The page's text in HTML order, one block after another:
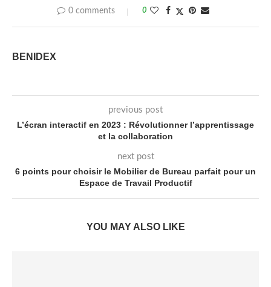
0 comments 0
BENIDEX
previous post
L’écran interactif en 2023 : Révolutionner l’apprentissage
et la collaboration
next post
6 points pour choisir le Mobilier de Bureau parfait pour un
Espace de Travail Productif
YOU MAY ALSO LIKE